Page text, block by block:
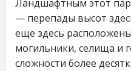
Ландшафтным этот
— перепады высот
еще здесь
могильники, селища и
сложности более